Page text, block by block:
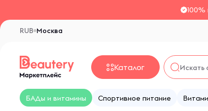
100%
Москва
RUB
Каталог
БАДы и витамины Спортивное питание